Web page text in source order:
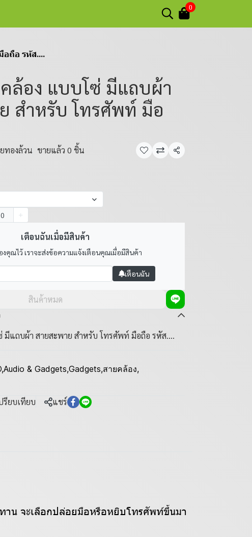
0
ถือ รหัส....
คล้อง แบบโซ่ มีแถบผ้า
สำหรับ โทรศัพท์ มือ
ทองล้วน ขายแล้ว 0 ชิ้น
แชร์
เตือนฉันเมื่อมีสินค้า
งคุณไว้ เราจะส่งข้อความแจ้งเตือนคุณเมื่อมีสินค้า
เตือนฉัน
สินค้าหมด
มีแถบผ้า สายสะพาย สำหรับ โทรศัพท์ มือถือ รหัส....
,Audio & Gadgets,Gadgets,สายคล้อง,
รียบเทียบ แชร์
น จะเลือกปล่อยมือหรือหยิบโทรศัพท์ขึ้นมา